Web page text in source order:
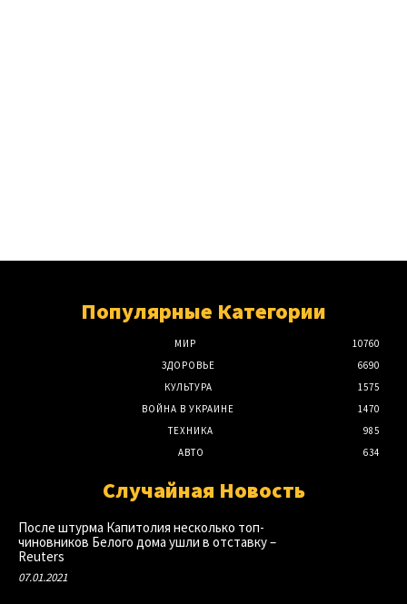
Популярные Категории
МИР
10760
ЗДОРОВЬЕ
6690
КУЛЬТУРА
1575
ВОЙНА В УКРАИНЕ
1470
ТЕХНИКА
985
АВТО
634
Случайная Новость
После штурма Капитолия несколько топ-
чиновников Белого дома ушли в отставку –
Reuters
07.01.2021